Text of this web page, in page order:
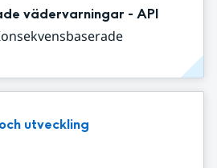
vädervarningar - API
utveckling